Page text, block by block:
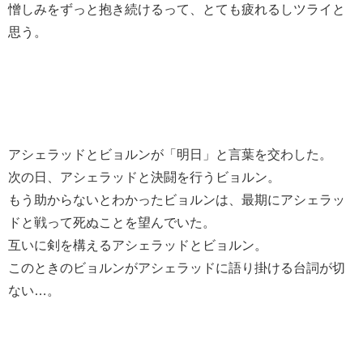
憎しみをずっと抱き続けるって、とても疲れるしツライと
思う。
アシェラッドとビョルンが「明日」と言葉を交わした。
次の日、アシェラッドと決闘を行うビョルン。
もう助からないとわかったビョルンは、最期にアシェラッ
ドと戦って死ぬことを望んでいた。
互いに剣を構えるアシェラッドとビョルン。
このときのビョルンがアシェラッドに語り掛ける台詞が切
ない…。